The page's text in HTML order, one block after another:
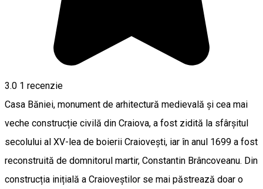
3.0 1 recenzie
Casa Băniei, monument de arhitectură medievală și cea mai
veche construcție civilă din Craiova, a fost zidită la sfârșitul
secolului al XV-lea de boierii Craiovești, iar în anul 1699 a fost
reconstruită de domnitorul martir, Constantin Brâncoveanu. Din
construcția inițială a Craioveștilor se mai păstrează doar o